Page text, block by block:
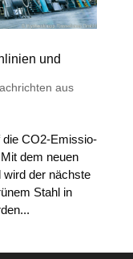
und
aus
die CO2-Emis­sio­
dem neu­en
wird der nächs­te
Stahl in